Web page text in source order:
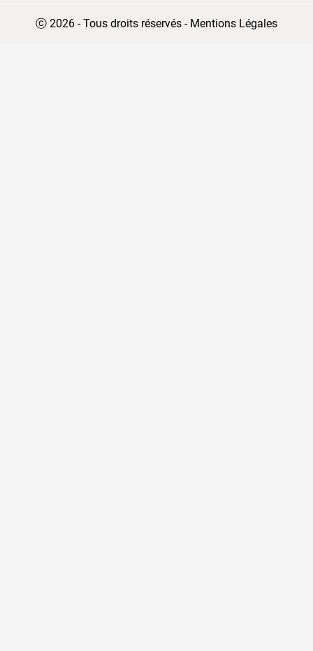
ⓒ 2026 - Tous droits réservés - Mentions Légales